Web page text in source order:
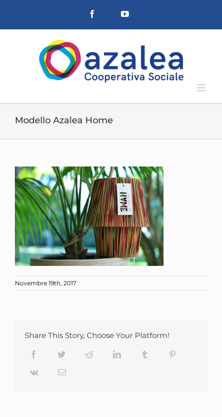
contenuto
Facebook YouTube
Modello Azalea Home
Novembre 19th, 2017
Share This Story, Choose Your Platform!
Facebook Twitter Reddit LinkedIn Tumblr
Vk Email